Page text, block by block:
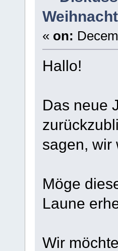
« on:
Hallo!
Das neue
sagen, wir
Möge
Laune
Wir